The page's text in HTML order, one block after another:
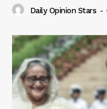
Daily Opinion Stars -